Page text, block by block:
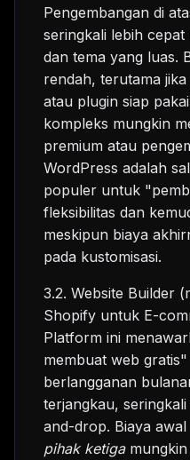
Pengembangan di
seringkali lebih
dan tema yang luas.
rendah, terutama
atau plugin siap
kompleks mungkin
premium atau
WordPress adalah
populer untuk
fleksibilitas dan
meskipun biaya
pada kustomisasi.
3.2. Website Builder
Shopify untuk E-
Platform ini
membuat web
berlangganan
terjangkau,
and-drop. Biaya
pihak ketigamungkin